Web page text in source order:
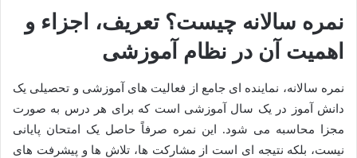
نمره سالانه چیست؟ تعریف، اجزاء و
اهمیت آن در نظام آموزشی
نمره سالانه، نماینده ای جامع از فعالیت های آموزشی و تحصیلی یک
دانش آموز در یک سال آموزشی است که برای هر درس به صورت
مجزا محاسبه می شود. این نمره صرفاً حاصل یک امتحان پایانی
نیست، بلکه نتیجه ای است از مشارکت ها، تلاش ها و پیشرفت های